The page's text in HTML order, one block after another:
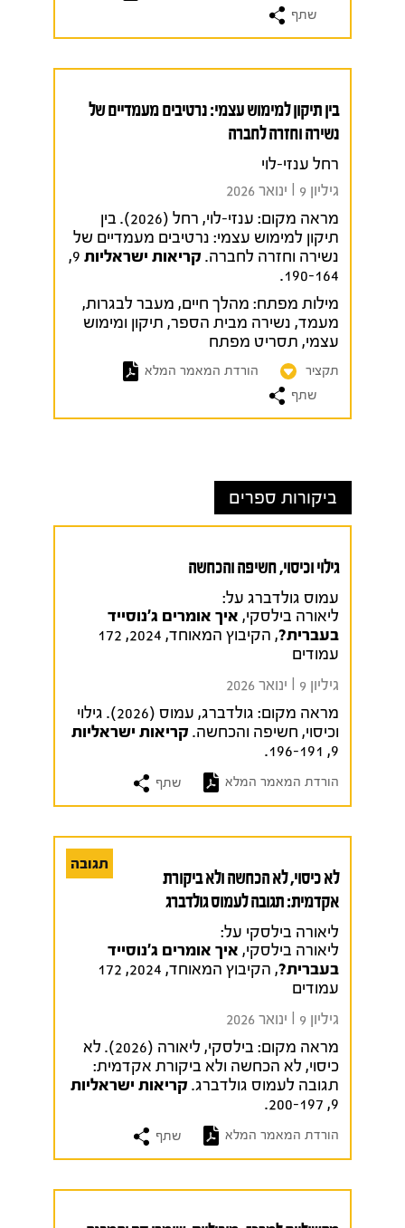
שתף
בין תיקון למימוש עצמי: נרטיבים מעמדיים של
נשירה וחזרה לחברה
רחל ענזי-לוי
גיליון 9 I ינואר 2026
מראה מקום:
ענזי-לוי, רחל (2026). בין
תיקון למימוש עצמי: נרטיבים מעמדיים של
נשירה וחזרה לחברה.קריאות ישראליות
9,
190-164.
מילות מפתח: מהלך חיים, מעבר לבגרות,
מעמד, נשירה מבית הספר, תיקון ומימוש
עצמי, תסריט מפתח
תקציר
הורדת המאמר המלא
שתף
ביקורות ספרים
גילוי וכיסוי, חשיפה והכחשה
עמוס גולדברג על:
ליאורה בילסקי, איך אומרים ג'נוסייד
בעברית?
, הקיבוץ המאוחד, 2024, 172
עמודים
גיליון 9 I ינואר 2026
מראה מקום:
גולדברג, עמוס (2026). גילוי
וכיסוי, חשיפה והכחשה.קריאות ישראליות
9, 196-191.
הורדת המאמר המלא שתף
תגובה
לא כיסוי, לא הכחשה ולא ביקורת
אקדמית: תגובה לעמוס גולדברג
ליאורה בילסקי על:
ליאורה בילסקי, איך אומרים ג'נוסייד
בעברית?
, הקיבוץ המאוחד, 2024, 172
עמודים
גיליון 9 I ינואר 2026
מראה מקום:
בילסקי, ליאורה (2026). לא
כיסוי, לא הכחשה ולא ביקורת אקדמית:
תגובה לעמוס גולדברג.קריאות ישראליות
9, 200-197.
הורדת המאמר המלא שתף